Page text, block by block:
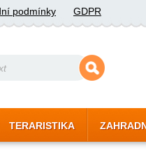
podmínky GDPR
TERARISTIKA